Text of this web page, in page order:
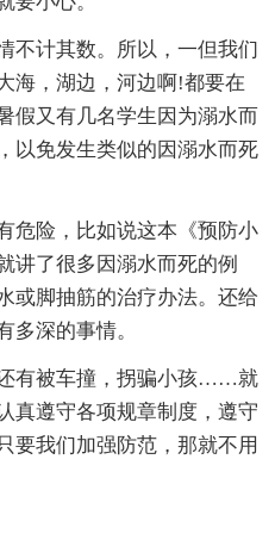
不计其数。所以，一但我们
海，湖边，河边啊!都要在
假又有几名学生因为溺水而
以免发生类似的因溺水而死
危险，比如说这本《预防小
讲了很多因溺水而死的例
或脚抽筋的治疗办法。还给
多深的事情。
有被车撞，拐骗小孩……就
真遵守各项规章制度，遵守
要我们加强防范，那就不用